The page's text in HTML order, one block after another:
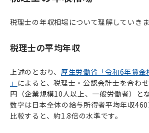
税理士の年収相場について理解していきま
税理士の平均年収
上述のとおり、 厚生労働省「令和6年賃金
」 によると、税理士・公認会計士を合わ
円（企業規模10人以上、一般労働者）と
数字は日本全体の給与所得者平均年収
比較すると、約1.8倍の水準です。